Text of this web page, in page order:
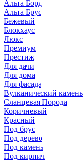
Альта Борд
Альта Брус
Бежевый
Блокхаус
Люкс
Премиум
Престиж
Для дачи
Для дома
Для фасада
Вулканический камень
Сланцевая Порода
Коричневый
Красный
Под брус
Под дерево
Под камень
Под кирпич